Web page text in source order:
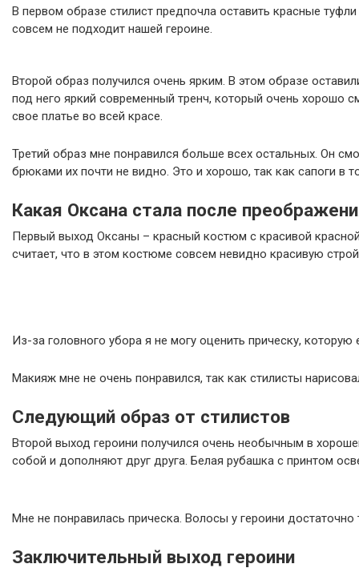
В первом образе стилист предпочла оставить красные
совсем не подходит нашей героине.
Второй образ получился очень ярким. В этом образе
под него яркий современный тренч, который очень хорошо
свое платье во всей красе.
Третий образ мне понравился больше всех остальных. Он
брюками их почти не видно. Это и хорошо, так как сапоги в
Какая Оксана стала после
Первый выход Оксаны – красный костюм с красивой
считает, что в этом костюме совсем невидно красивую
Из-за головного убора я не могу оценить прическу, которую
Макияж мне не очень понравился, так как стилисты
Следующий образ от стилистов
Второй выход героини получился очень необычным в
собой и дополняют друг друга. Белая рубашка с принтом
Мне не понравилась прическа. Волосы у героини
Заключительный выход героини